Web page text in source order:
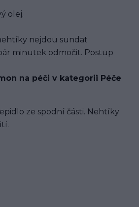
olej.
nejdou sundat
minutek odmočit. Postup
na péči v kategorii Péče
ze spodní části. Nehtíky